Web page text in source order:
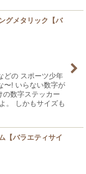
グメタリック【バ
どの スポーツ少年
〜! いらない数字が
の数字ステッカー
。 しかもサイズも
【バラエティサイ